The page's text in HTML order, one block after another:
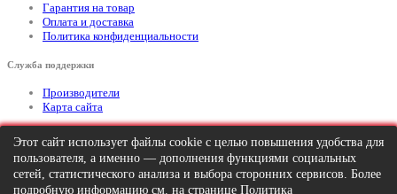
Гарантия на товар
Оплата и доставка
Политика конфиденциальности
Служба поддержки
Производители
Карта сайта
Дополнительно
Тел: +7 (495) 646-82-95 mailto:info@apexx.ru
Этот сайт использует файлы cookie с целью повышения удобства для
пользователя, а именно — дополнения функциями социальных
сетей, статистического анализа и выбора сторонних сервисов. Более
подробную информацию см. на странице Политика